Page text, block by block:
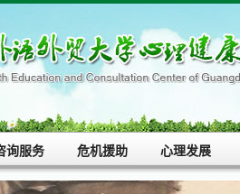
询服务 危机援助 心理发展